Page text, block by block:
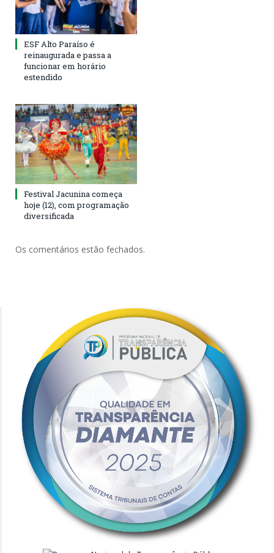
ESF Alto Paraíso é
reinaugurada e passa a
funcionar em horário
estendido
Festival Jacunina começa
hoje (12), com programação
diversificada
Os comentários estão fechados.